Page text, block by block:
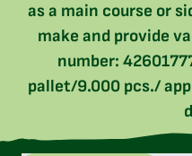
as a main course or
make and provide
number:
pallet/9.000 pcs./